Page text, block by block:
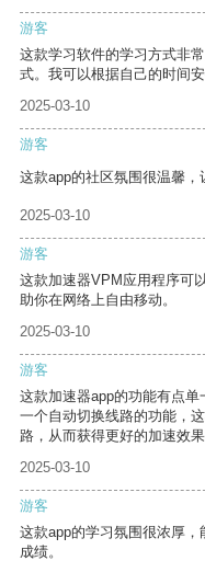
游客
这款学习软件的学习方式非
式。我可以根据自己的时间安
2025-03-10
游客
这款app的社区氛围很温馨，
2025-03-10
游客
这款加速器VPM应用程序可
助你在网络上自由移动。
2025-03-10
游客
这款加速器app的功能有点
一个自动切换线路的功能，
路，从而获得更好的加速效果
2025-03-10
游客
这款app的学习氛围很浓厚
成绩。